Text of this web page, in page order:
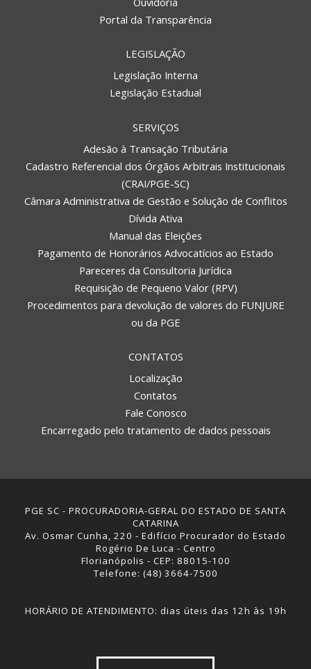
Portal da Transparência
LEGISLAÇÃO
Legislação Interna
Legislação Estadual
SERVIÇOS
Adesão à Transação Tributária
Cadastro Referencial dos Órgãos Arbitrais Institucionais
(CRAI/PGE-SC)
Câmara Administrativa de Gestão e Solução de Conflitos
Dívida Ativa
Manual das Eleições
Pagamento de Honorários Advocatícios ao Estado
Pareceres da Consultoria Jurídica
Requisição de Pequeno Valor (RPV)
Procedimentos para devolução de valores do FUNJURE
ou da PGE
CONTATOS
Localização
Contatos
Fale Conosco
Encarregado pelo tratamento de dados pessoais
PGE SC - PROCURADORIA-GERAL DO ESTADO DE SANTA
CATARINA
Av. Osmar Cunha, 220 - Edifício Procurador do Estado
Rogério De Luca - Centro
Florianópolis - CEP: 88015-100
Telefone: (48) 3664-7500
HORÁRIO DE ATENDIMENTO: dias úteis das 12h às 19h